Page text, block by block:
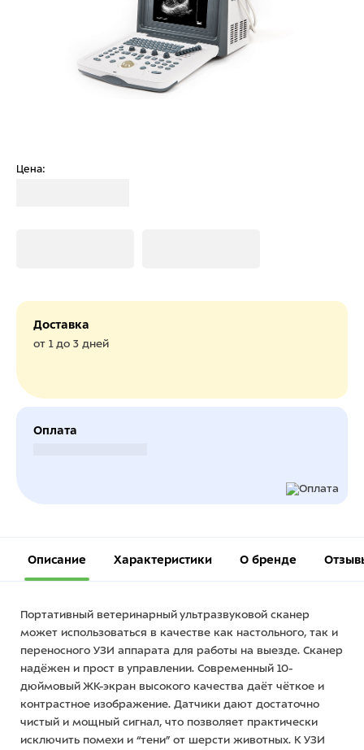
Цена:
Доставка
от 1 до 3 дней
Оплата
Описание Характеристики О бренде
Портативный ветеринарный ультразвуковой сканер
может использоваться в качестве как настольного, так и
переносного УЗИ аппарата для работы на выезде. Сканер
надёжен и прост в управлении. Современный 10-
дюймовый ЖК-экран высокого качества даёт чёткое и
контрастное изображение. Датчики дают достаточно
чистый и мощный сигнал, что позволяет практически
исключить помехи и “тени” от шерсти животных. К УЗИ